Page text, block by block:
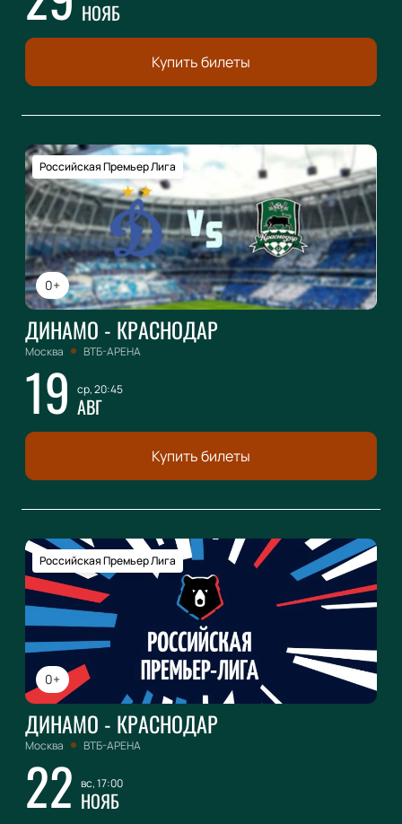
НОЯБ
Купить билеты
0+
Российская Премьер Лига
ДИНАМО - КРАСНОДАР
Москва ВТБ-АРЕНА
19 ср, 20:45
АВГ
Купить билеты
0+
Российская Премьер Лига
ДИНАМО - КРАСНОДАР
Москва ВТБ-АРЕНА
22 вс, 17:00
НОЯБ